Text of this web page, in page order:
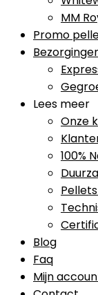
MM
Promo
Lees meer
Onze
100%
Blog
Faq
Mijn